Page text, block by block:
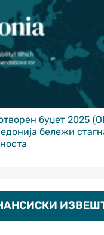
буџет 2025
бележи